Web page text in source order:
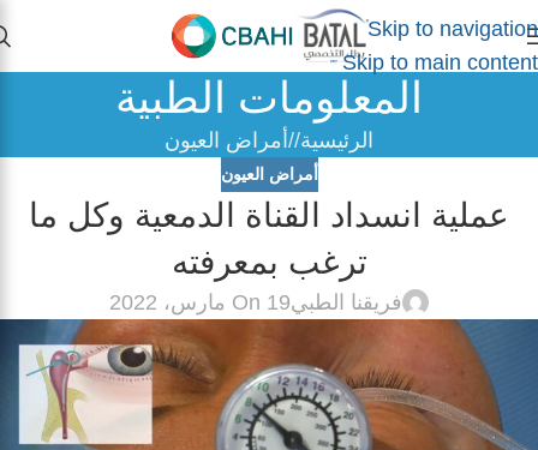
Skip to navigation
Skip to main content
المعلومات الطبية
الرئيسية/ أمراض العيون
أمراض العيون
عملية انسداد القناة الدمعية وكل ما
ترغب بمعرفته
فريقنا الطبيOn 19 مارس، 2022